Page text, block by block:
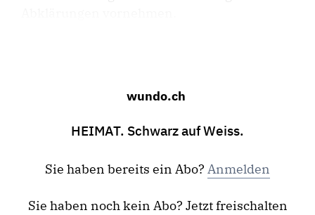
wundo.ch
HEIMAT. Schwarz auf Weiss.
Sie haben bereits ein Abo? Anmelden
Sie haben noch kein Abo? Jetzt freischalten